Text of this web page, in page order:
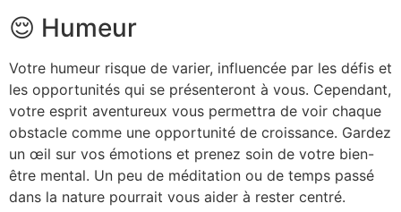
😌 Humeur
Votre humeur risque de varier, influencée par les défis et
les opportunités qui se présenteront à vous. Cependant,
votre esprit aventureux vous permettra de voir chaque
obstacle comme une opportunité de croissance. Gardez
un œil sur vos émotions et prenez soin de votre bien-
être mental. Un peu de méditation ou de temps passé
dans la nature pourrait vous aider à rester centré.